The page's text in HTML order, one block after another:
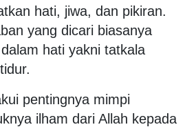
hati, jiwa, dan pikiran.
yang dicari biasanya
hati yakni tatkala
pentingnya mimpi
ilham dari Allah kepada